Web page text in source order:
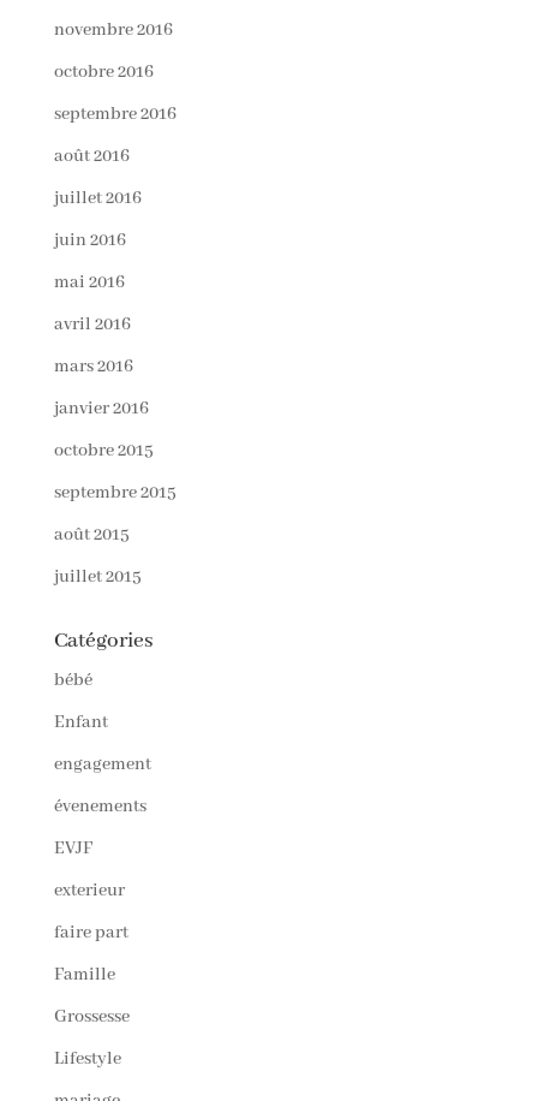
novembre 2016
octobre 2016
septembre 2016
août 2016
juillet 2016
juin 2016
mai 2016
avril 2016
mars 2016
janvier 2016
octobre 2015
septembre 2015
août 2015
juillet 2015
Catégories
bébé
Enfant
engagement
évenements
EVJF
exterieur
faire part
Famille
Grossesse
Lifestyle